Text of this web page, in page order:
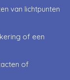
van lichtpunten
of een
of